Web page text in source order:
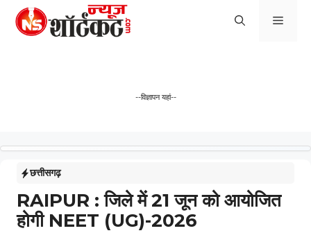
Skip
--विज्ञापन यहां--
छत्तीसगढ़
RAIPUR : जिले में 21 जून को आयोजित
होगी NEET (UG)-2026